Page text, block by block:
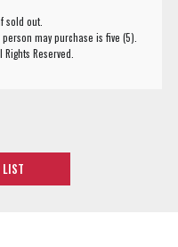
sold out.
may purchase is five (5).
Reserved.